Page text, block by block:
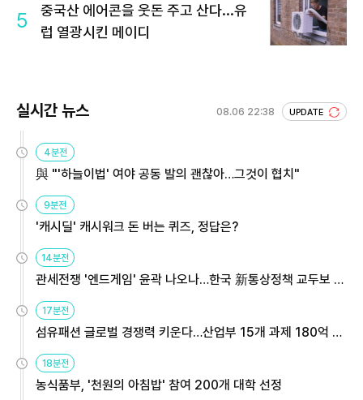
5
중국산 에어콘을 웃돈 주고 산다...유
럽 열광시킨 메이디
실시간 뉴스 08.06 22:38 UPDATE
4분전
與 "'하늘이법' 여야 공동 발의 괜찮아…그것이 협치"
9분전
'캐시딜' 캐시워크 돈 버는 퀴즈, 정답은?
14분전
관세전쟁 '엔드게임' 윤곽 나오나…한국 新통상정책 교두보 활
17분전
섬유패션 글로벌 경쟁력 키운다…산업부 15개 과제 180억 지
18분전
농식품부, '천원의 아침밥' 참여 200개 대학 선정